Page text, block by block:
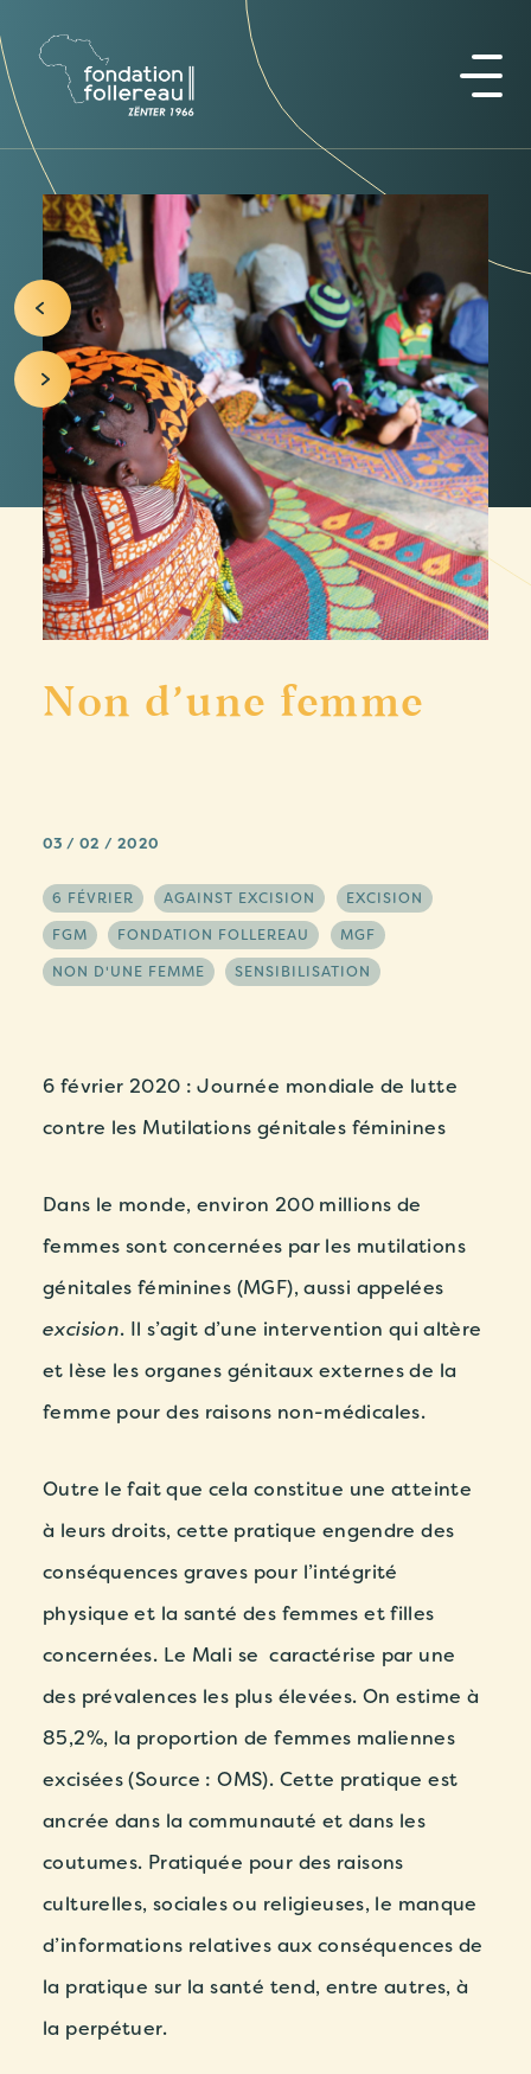
Non d’une femme
03 / 02 / 2020
6 FÉVRIER AGAINST EXCISION
EXCISION
FGM
FONDATION FOLLEREAU
MGF
NON D'UNE FEMME
SENSIBILISATION
6 février 2020 : Journée mondiale de lutte
contre les Mutilations génitales féminines
Dans le monde, environ 200 millions de
femmes sont concernées par les mutilations
génitales féminines (MGF), aussi appelées
excision. Il s’agit d’une intervention qui altère
et lèse les organes génitaux externes de la
femme pour des raisons non-médicales.
Outre le fait que cela constitue une atteinte
à leurs droits, cette pratique engendre des
conséquences graves pour l’intégrité
physique et la santé des femmes et filles
concernées. Le Mali se caractérise par une
des prévalences les plus élevées. On estime à
85,2%, la proportion de femmes maliennes
excisées (Source : OMS). Cette pratique est
ancrée dans la communauté et dans les
coutumes. Pratiquée pour des raisons
culturelles, sociales ou religieuses, le manque
d’informations relatives aux conséquences de
la pratique sur la santé tend, entre autres, à
la perpétuer.